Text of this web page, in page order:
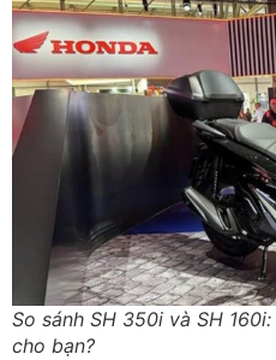
So sánh SH 350i và SH
cho bạn?